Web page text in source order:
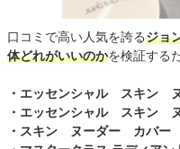
口コミで高い人気を誇るジョ
体どれがいいのかを検証する
・エッセンシャル スキン
・エッセンシャル スキン
・スキン ヌーダー カバ